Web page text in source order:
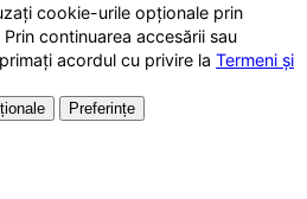
cookie-urile opționale prin
Prin continuarea accesării sau
acordul cu privire la Termeni și
Preferințe